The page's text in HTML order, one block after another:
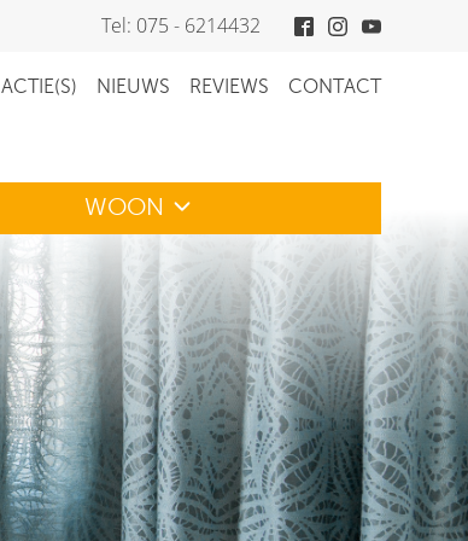
Tel: 075 - 6214432
ACTIE(S) NIEUWS REVIEWS CONTACT
WOON